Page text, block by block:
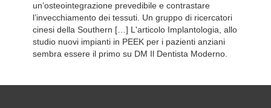
un’osteointegrazione prevedibile e contrastare
l’invecchiamento dei tessuti. Un gruppo di ricercatori
cinesi della Southern […] L'articolo Implantologia, allo
studio nuovi impianti in PEEK per i pazienti anziani
sembra essere il primo su DM Il Dentista Moderno.